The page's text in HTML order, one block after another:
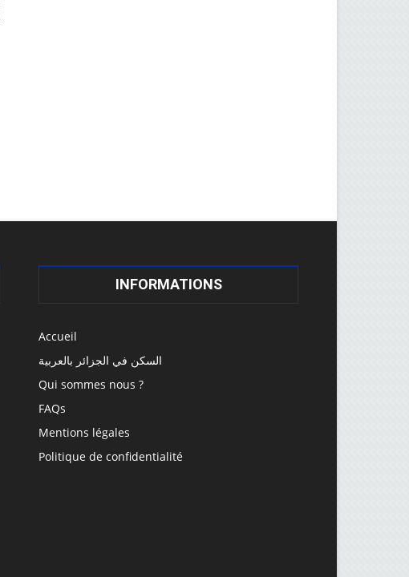
INFORMATIONS
Accueil
السكن في الجزائر بالعربية
Qui sommes nous ?
FAQs
Mentions légales
Politique de confidentialité